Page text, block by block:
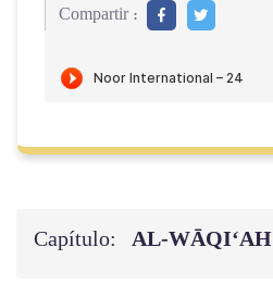
Compartir :
Capítulo: AL‑WĀQI‘AH